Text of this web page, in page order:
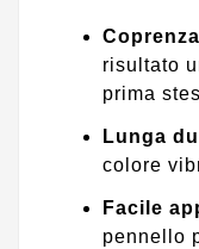
risultato
prima
Lunga
colore
Facile
pennello